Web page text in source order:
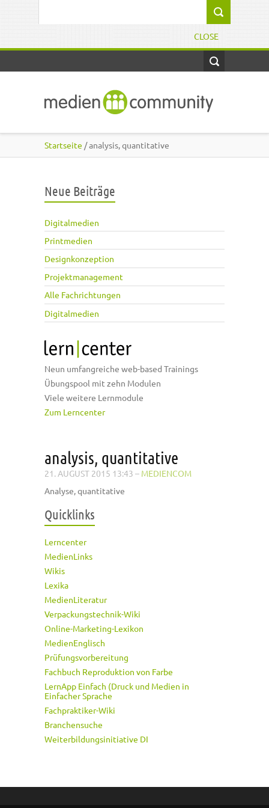
CLOSE
Startseite / analysis, quantitative
Neue Beiträge
Digitalmedien
Printmedien
Designkonzeption
Projektmanagement
Alle Fachrichtungen
Digitalmedien
Neun umfangreiche web-based Trainings
Übungspool mit zehn Modulen
Viele weitere Lernmodule
Zum Lerncenter
analysis, quantitative
21. AUGUST 2015 13:43 – MEDIENCOM
Analyse, quantitative
Quicklinks
Lerncenter
MedienLinks
Wikis
Lexika
MedienLiteratur
Verpackungstechnik-Wiki
Online-Marketing-Lexikon
MedienEnglisch
Prüfungsvorbereitung
Fachbuch Reproduktion von Farbe
LernApp Einfach (Druck und Medien in
Einfacher Sprache
Fachpraktiker-Wiki
Branchensuche
Weiterbildungsinitiative DI